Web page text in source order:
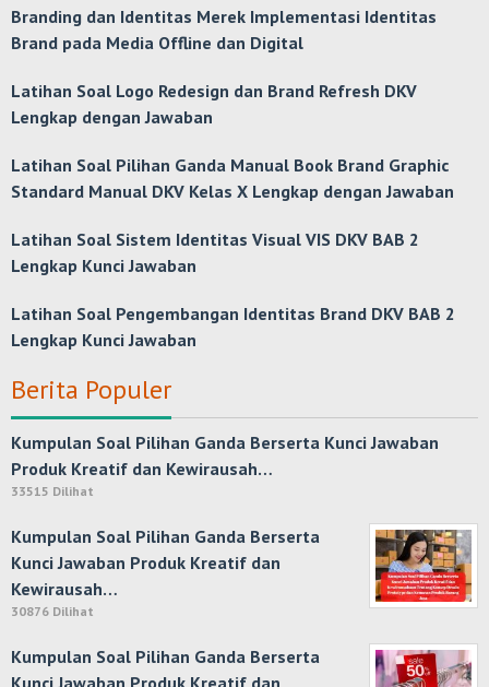
Branding dan Identitas Merek Implementasi Identitas
Brand pada Media Offline dan Digital
Latihan Soal Logo Redesign dan Brand Refresh DKV
Lengkap dengan Jawaban
Latihan Soal Pilihan Ganda Manual Book Brand Graphic
Standard Manual DKV Kelas X Lengkap dengan Jawaban
Latihan Soal Sistem Identitas Visual VIS DKV BAB 2
Lengkap Kunci Jawaban
Latihan Soal Pengembangan Identitas Brand DKV BAB 2
Lengkap Kunci Jawaban
Berita Populer
Kumpulan Soal Pilihan Ganda Berserta Kunci Jawaban
Produk Kreatif dan Kewirausah…
33515 Dilihat
Kumpulan Soal Pilihan Ganda Berserta
Kunci Jawaban Produk Kreatif dan
Kewirausah…
30876 Dilihat
Kumpulan Soal Pilihan Ganda Berserta
Kunci Jawaban Produk Kreatif dan